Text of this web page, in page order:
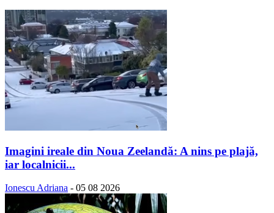
Imagini ireale din Noua Zeelandă: A nins pe plajă,
iar localnicii...
Ionescu Adriana - 05 08 2026